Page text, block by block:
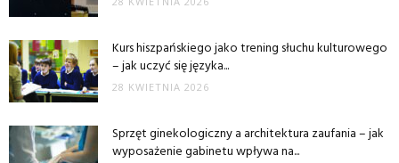
Kurs hiszpańskiego jako trening słuchu kulturowego
– jak uczyć się języka...
28 KWIETNIA 2026
Sprzęt ginekologiczny a architektura zaufania – jak
wyposażenie gabinetu wpływa na...